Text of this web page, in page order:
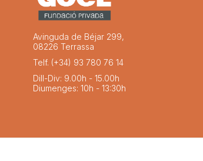
Avinguda de Béjar 299,
08226 Terrassa
Telf. (+34) 93 780 76 14
Dill-Div: 9.00h - 15.00h
Diumenges: 10h - 13:30h